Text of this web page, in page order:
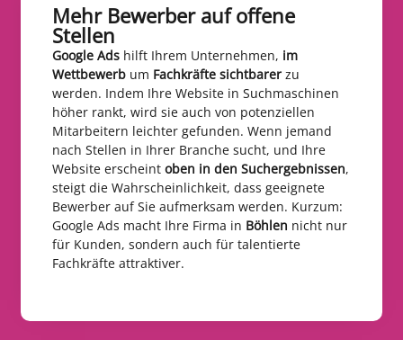
Mehr Bewerber auf offene
Stellen​
Google Ads hilft Ihrem Unternehmen, im
Wettbewerb um Fachkräfte sichtbarer zu
werden. Indem Ihre Website in Suchmaschinen
höher rankt, wird sie auch von potenziellen
Mitarbeitern leichter gefunden. Wenn jemand
nach Stellen in Ihrer Branche sucht, und Ihre
Website erscheint oben in den Suchergebnissen,
steigt die Wahrscheinlichkeit, dass geeignete
Bewerber auf Sie aufmerksam werden. Kurzum:
Google Ads macht Ihre Firma in Böhlen nicht nur
für Kunden, sondern auch für talentierte
Fachkräfte attraktiver.